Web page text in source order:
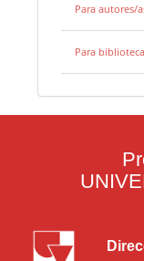
Para autores/
Para